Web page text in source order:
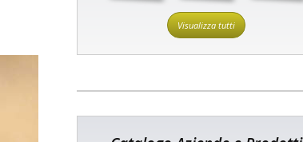
Visualizza tutti